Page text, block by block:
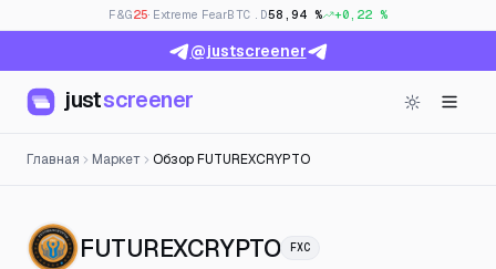
F&G25· Extreme FearBTC.D58,94 % +0,22 %
@justscreener
justscreener
Главная Маркет Обзор FUTUREXCRYPTO
FUTUREXCRYPTO— Цена,
FXC